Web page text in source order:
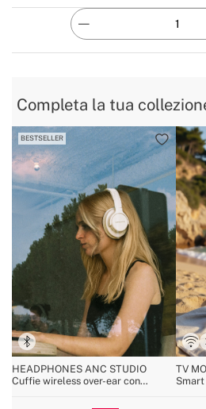
Completa la tua
BESTSELLER
HEADPHONES ANC STUDIO
Cuffie wireless over-ear con
TV